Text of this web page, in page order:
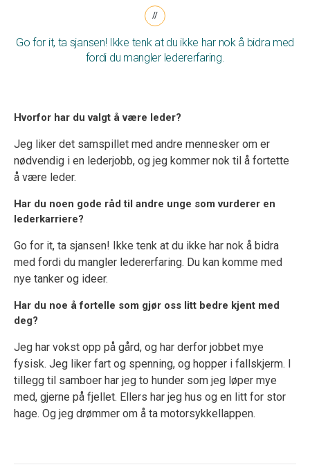
Go for it, ta sjansen! Ikke tenk at du ikke har nok å bidra med
fordi du mangler ledererfaring.
Hvorfor har du valgt å være leder?
Jeg liker det samspillet med andre mennesker om er
nødvendig i en lederjobb, og jeg kommer nok til å fortette
å være leder.
Har du noen gode råd til andre unge som vurderer en
lederkarriere?
Go for it, ta sjansen! Ikke tenk at du ikke har nok å bidra
med fordi du mangler ledererfaring. Du kan komme med
nye tanker og ideer.
Har du noe å fortelle som gjør oss litt bedre kjent med
deg?
Jeg har vokst opp på gård, og har derfor jobbet mye
fysisk. Jeg liker fart og spenning, og hopper i fallskjerm. I
tillegg til samboer har jeg to hunder som jeg løper mye
med, gjerne på fjellet. Ellers har jeg hus og en litt for stor
hage. Og jeg drømmer om å ta motorsykkellappen.